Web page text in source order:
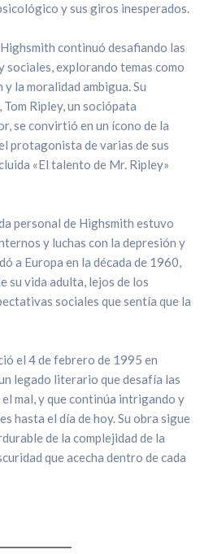
y sus giros inesperados.
continuó desafiando las
explorando temas como
la moralidad ambigua. Su
Ripley, un sociópata
se convirtió en un ícono de la
protagonista de varias de sus
«El talento de Mr. Ripley»
personal de Highsmith estuvo
y luchas con la depresión y
a Europa en la década de 1960,
su vida adulta, lejos de los
sociales que sentía que la
el 4 de febrero de 1995 en
legado literario que desafía las
mal, y que continúa intrigando y
hasta el día de hoy. Su obra sigue
de la complejidad de la
que acecha dentro de cada